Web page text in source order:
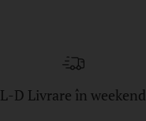
L-D Livrare în weekend